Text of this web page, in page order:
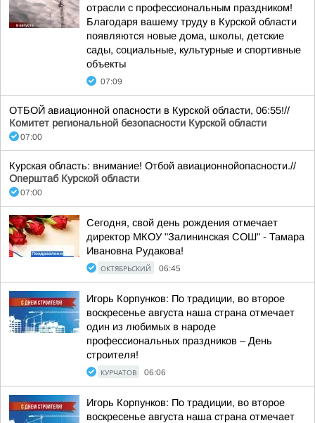
отрасли с профессиональным праздником!
Благодаря вашему труду в Курской области
появляются новые дома, школы, детские
сады, социальные, культурные и спортивные
объекты
07:09
ОТБОЙ авиационной опасности в Курской области, 06:55!//
Комитет региональной безопасности Курской области
07:00
Курская область: внимание! Отбой авиационнойопасности.//
Оперштаб Курской области
07:00
Сегодня, свой день рождения отмечает
директор МКОУ "Залининская СОШ" - Тамара
Ивановна Рудакова!
ОКТЯБРЬСКИЙ 06:45
Игорь Корпунков: По традиции, во второе
воскресенье августа наша страна отмечает
один из любимых в народе
профессиональных праздников – День
строителя!
КУРЧАТОВ 06:06
Игорь Корпунков: По традиции, во второе
воскресенье августа наша страна отмечает